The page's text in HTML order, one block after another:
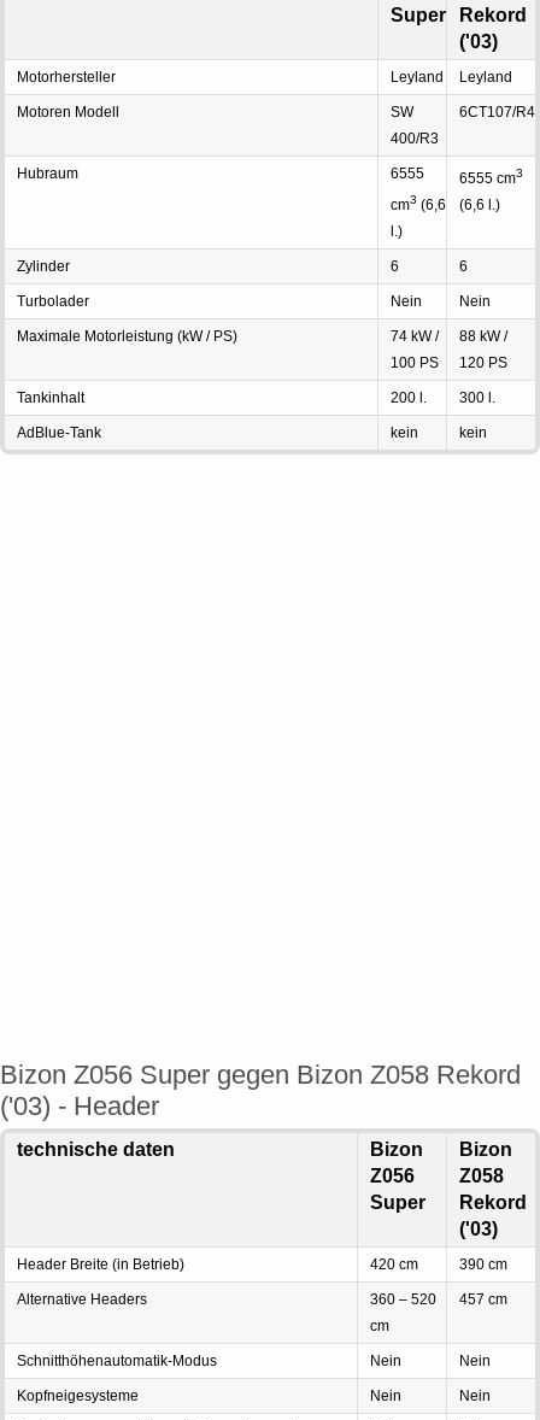
Super
Rekord
('03)
Motorhersteller Leyland Leyland
Motoren Modell
SW
400/R3
6CT107/R4
Hubraum
6555
cm3 (6,6
l.)
6555 cm3
(6,6 l.)
Zylinder 6 6
Turbolader Nein Nein
Maximale Motorleistung (kW / PS)
74 kW /
100 PS
88 kW /
120 PS
Tankinhalt 200 l. 300 l.
AdBlue-Tank kein kein
Bizon Z056 Super gegen Bizon Z058 Rekord
('03) - Header
technische daten
Bizon
Z056
Super
Bizon
Z058
Rekord
('03)
Header Breite (in Betrieb) 420 cm 390 cm
Alternative Headers
360 – 520
cm
457 cm
Schnitthöhenautomatik-Modus Nein Nein
Kopfneigesysteme Nein Nein